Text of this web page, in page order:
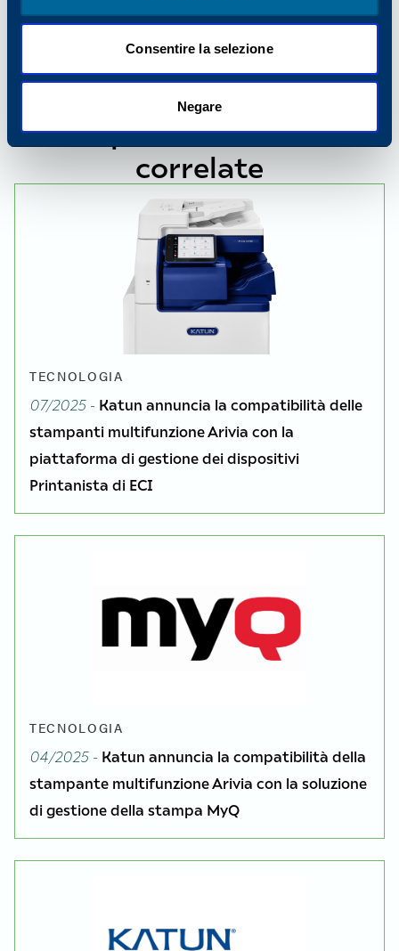
Consentire la selezione
Negare
Esplora le notizie
correlate
TECNOLOGIA
07/2025 - Katun annuncia la compatibilità delle
stampanti multifunzione Arivia con la
piattaforma di gestione dei dispositivi
Printanista di ECI
TECNOLOGIA
04/2025 - Katun annuncia la compatibilità della
stampante multifunzione Arivia con la soluzione
di gestione della stampa MyQ